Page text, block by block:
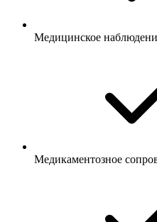
Медицинское
Медикаментозное